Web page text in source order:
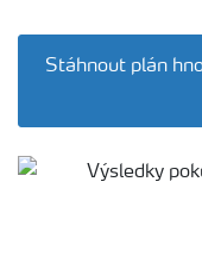
Stáhnout plán